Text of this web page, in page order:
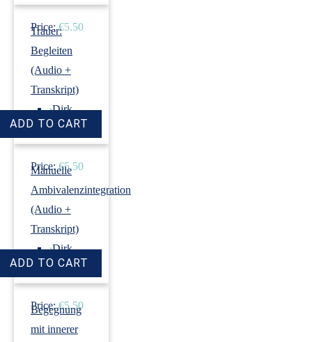
Price: €5.50
Trauer:
Begleiten
(Audio +
Transkript)
›Dirk
Revenstorf
Price: €5.50
Manuelle
Ambivalenzintegration
(Audio +
Transkript)
›Dirk
Revenstorf
Price: €5.50
Begegnung
mit innerer